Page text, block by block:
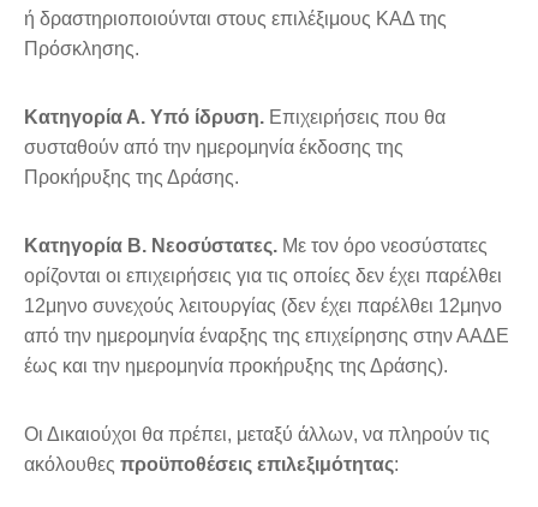
ή δραστηριοποιούνται στους επιλέξιμους ΚΑΔ της
Πρόσκλησης.
Κατηγορία Α. Υπό ίδρυση. Επιχειρήσεις που θα
συσταθούν από την ημερομηνία έκδοσης της
Προκήρυξης της Δράσης.
Κατηγορία Β. Νεοσύστατες. Με τον όρο νεοσύστατες
ορίζονται οι επιχειρήσεις για τις οποίες δεν έχει παρέλθει
12μηνο συνεχούς λειτουργίας (δεν έχει παρέλθει 12μηνο
από την ημερομηνία έναρξης της επιχείρησης στην ΑΑΔΕ
έως και την ημερομηνία προκήρυξης της Δράσης).
Οι Δικαιούχοι θα πρέπει, μεταξύ άλλων, να πληρούν τις
ακόλουθες προϋποθέσεις επιλεξιμότητας: